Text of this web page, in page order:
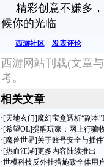
精彩创意不嫌多
候你的光临
西游社区 发表评论
西游网站刊载(文章
考。
相关文章
·[天地玄门]魔幻宝盒透析“副本
·[希望OL]提醒玩家：网上行骗
·[魔兽世界]关于账号安全与插
·[热血江湖]更多内容陆续推出
·世模科技反外挂措施致全体用